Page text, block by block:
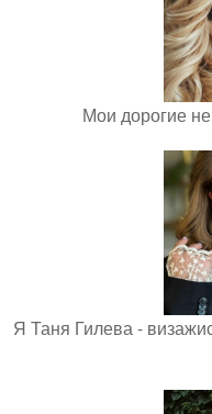
Мои дорогие
Я Таня Гилева -